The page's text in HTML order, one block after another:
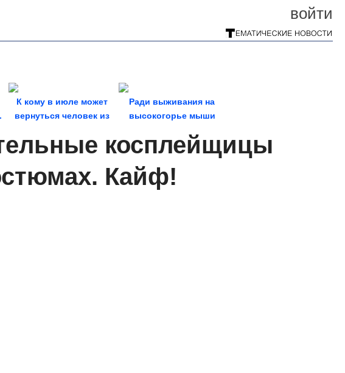
войти
К кому в июле может
вернуться человек из
Ради выживания на
высокогорье мыши
косплейщицы
Кайф!